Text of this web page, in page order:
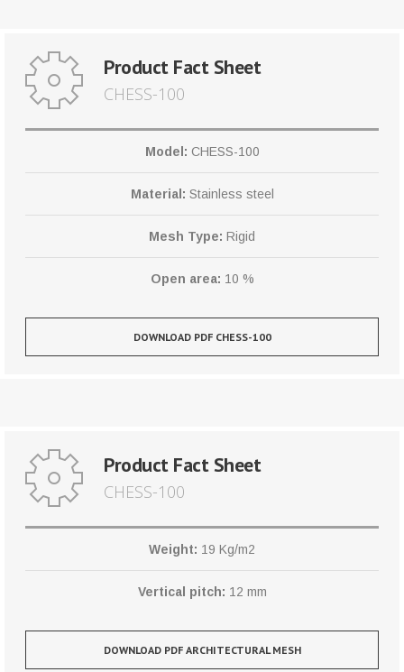
Product Fact Sheet
CHESS-100
Model: CHESS-100
Material: Stainless steel
Mesh Type: Rigid
Open area: 10 %
DOWNLOAD PDF CHESS-100
Product Fact Sheet
CHESS-100
Weight: 19 Kg/m2
Vertical pitch: 12 mm
DOWNLOAD PDF ARCHITECTURAL MESH